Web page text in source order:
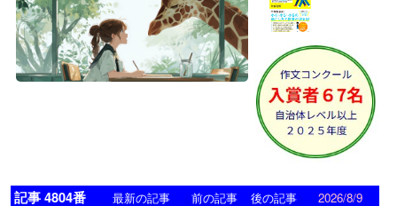
記事 4804番 最新の記事 前の記事 後の記事 2026/8/9